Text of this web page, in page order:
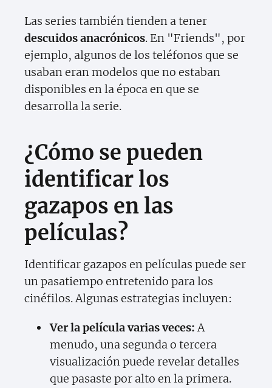
Las series también tienden a tener
descuidos anacrónicos. En "Friends", por
ejemplo, algunos de los teléfonos que se
usaban eran modelos que no estaban
disponibles en la época en que se
desarrolla la serie.
¿Cómo se pueden
identificar los
gazapos en las
películas?
Identificar gazapos en películas puede ser
un pasatiempo entretenido para los
cinéfilos. Algunas estrategias incluyen:
Ver la película varias veces:A
menudo, una segunda o tercera
visualización puede revelar detalles
que pasaste por alto en la primera.